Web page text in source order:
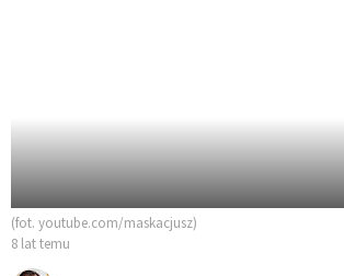
(fot. youtube.com/maskacjusz)
8 lat temu